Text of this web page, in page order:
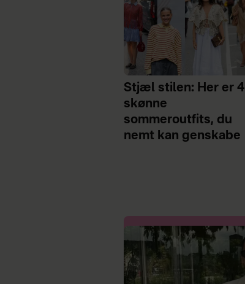
Stjæl stilen: Her er 4
skønne
sommeroutfits, du
nemt kan genskabe